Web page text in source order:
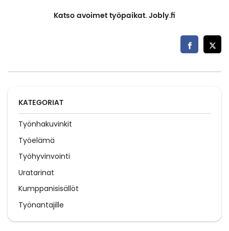
Katso avoimet työpaikat.Jobly.fi
KATEGORIAT
Työnhakuvinkit
Työelämä
Työhyvinvointi
Uratarinat
Kumppanisisällöt
Työnantajille